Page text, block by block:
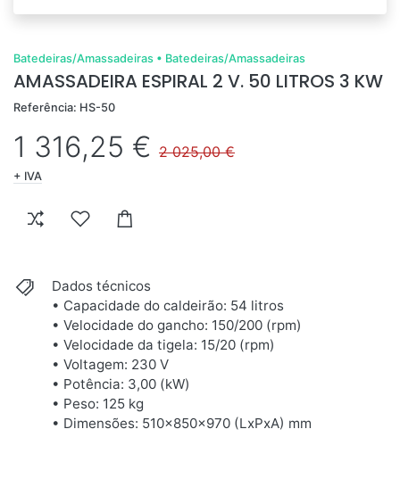
Batedeiras/Amassadeiras • Batedeiras/Amassadeiras
AMASSADEIRA ESPIRAL 2 V. 50 LITROS 3 KW
Referência: HS-50
1 316,25 € 2 025,00 €
+ IVA
Dados técnicos
• Capacidade do caldeirão: 54 litros
• Velocidade do gancho: 150/200 (rpm)
• Velocidade da tigela: 15/20 (rpm)
• Voltagem: 230 V
• Potência: 3,00 (kW)
• Peso: 125 kg
• Dimensões: 510x850x970 (LxPxA) mm